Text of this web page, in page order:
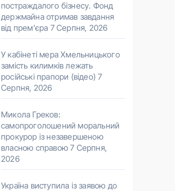
постраждалого бізнесу. Фонд
держмайна отримав завдання
від прем’єра 7 Серпня, 2026
У кабінеті мера Хмельницького
замість килимків лежать
російські прапори (відео) 7
Серпня, 2026
Микола Греков:
самопроголошений моральний
прокурор із незавершеною
власною справою 7 Серпня,
2026
Україна виступила із заявою до